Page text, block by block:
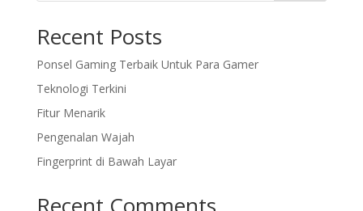
Recent Posts
Ponsel Gaming Terbaik Untuk Para Gamer
Teknologi Terkini
Fitur Menarik
Pengenalan Wajah
Fingerprint di Bawah Layar